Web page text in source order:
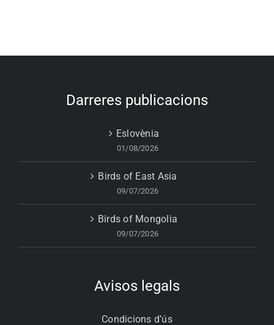
Darreres publicacions
Eslovènia
01/08/2026
Birds of East Asia
09/07/2026
Birds of Mongolia
09/07/2026
Avisos legals
Condicions d’ús